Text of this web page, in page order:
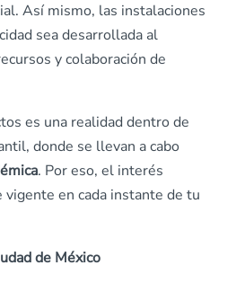
Así mismo, las instalaciones
sea desarrollada al
y colaboración de
es una realidad dentro de
donde se llevan a cabo
. Por eso, el interés
vigente en cada instante de tu
de México